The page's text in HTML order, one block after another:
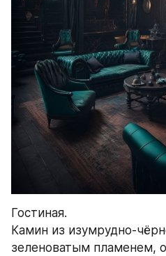
Гостиная.
Камин из изумрудно-
зеленоватым пламенем,